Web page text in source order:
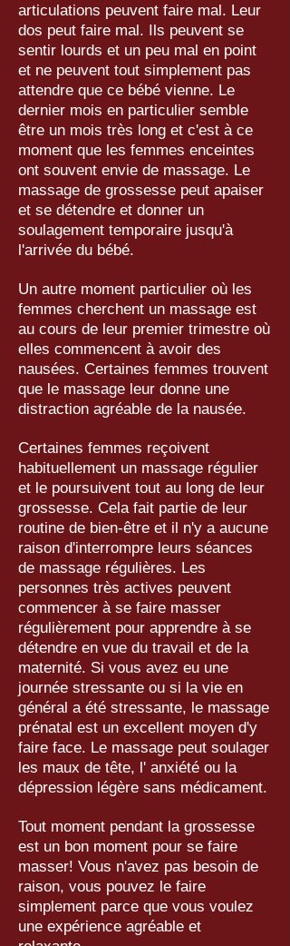
articulations peuvent faire mal. Leur
dos peut faire mal. Ils peuvent se
sentir lourds et un peu mal en point
et ne peuvent tout simplement pas
attendre que ce bébé vienne. Le
dernier mois en particulier semble
être un mois très long et c'est à ce
moment que les femmes enceintes
ont souvent envie de massage. Le
massage de grossesse peut apaiser
et se détendre et donner un
soulagement temporaire jusqu'à
l'arrivée du bébé.
Un autre moment particulier où les
femmes cherchent un massage est
au cours de leur premier trimestre où
elles commencent à avoir des
nausées. Certaines femmes trouvent
que le massage leur donne une
distraction agréable de la nausée.
Certaines femmes reçoivent
habituellement un massage régulier
et le poursuivent tout au long de leur
grossesse. Cela fait partie de leur
routine de bien-être et il n'y a aucune
raison d'interrompre leurs séances
de massage régulières. Les
personnes très actives peuvent
commencer à se faire masser
régulièrement pour apprendre à se
détendre en vue du travail et de la
maternité. Si vous avez eu une
journée stressante ou si la vie en
général a été stressante, le massage
prénatal est un excellent moyen d'y
faire face. Le massage peut soulager
les maux de tête, l' anxiété ou la
dépression légère sans médicament.
Tout moment pendant la grossesse
est un bon moment pour se faire
masser! Vous n'avez pas besoin de
raison, vous pouvez le faire
simplement parce que vous voulez
une expérience agréable et